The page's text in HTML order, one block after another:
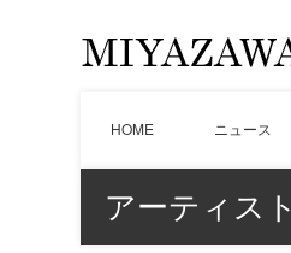
HOME ニュース
アーティスト